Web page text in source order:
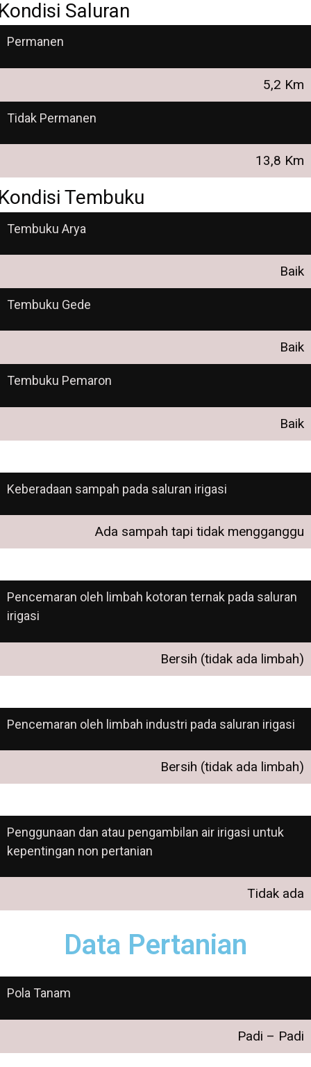
Saluran
Permanen
5,2 Km
Tidak Permanen
13,8 Km
Tembuku
Tembuku Arya
Baik
Tembuku Gede
Baik
Tembuku Pemaron
Baik
Keberadaan sampah pada saluran irigasi
Ada sampah tapi tidak mengganggu
Pencemaran oleh limbah kotoran ternak pada saluran
irigasi
Bersih (tidak ada limbah)
Pencemaran oleh limbah industri pada saluran irigasi
Bersih (tidak ada limbah)
Penggunaan dan atau pengambilan air irigasi untuk
kepentingan non pertanian
Tidak ada
Data Pertanian
Pola Tanam
Padi – Padi